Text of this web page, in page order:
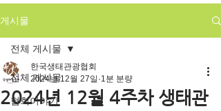
게시물
전체 게시물
협회이야기
전체 게시물
2024년 12월 4주차 생태관
한국생태관광협회
2024년 12월 27일 1분 분량